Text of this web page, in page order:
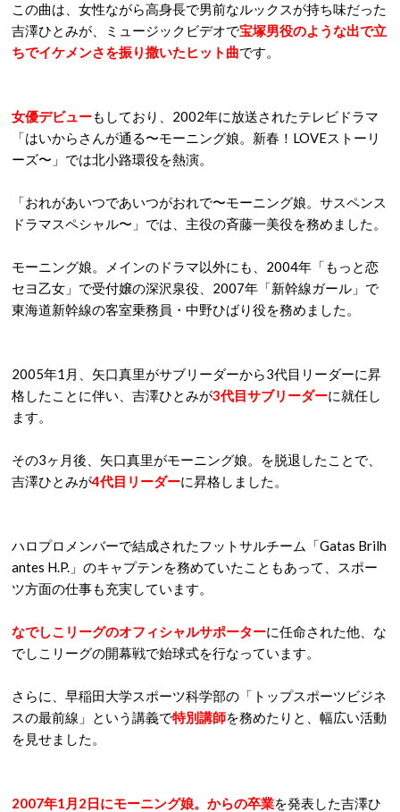
この曲は、女性ながら高身長で男前なルックスが持ち味だった
吉澤ひとみが、ミュージックビデオで宝塚男役のような出で立
ちでイケメンさを振り撒いたヒット曲です。
女優デビューもしており、2002年に放送されたテレビドラマ
「はいからさんが通る〜モーニング娘。新春！LOVEストーリ
ーズ〜」では北小路環役を熱演。
「おれがあいつであいつがおれで〜モーニング娘。サスペンス
ドラマスペシャル〜」では、主役の斉藤一美役を務めました。
モーニング娘。メインのドラマ以外にも、2004年「もっと恋
セヨ乙女」で受付嬢の深沢泉役、2007年「新幹線ガール」で
東海道新幹線の客室乗務員・中野ひばり役を務めました。
2005年1月、矢口真里がサブリーダーから3代目リーダーに昇
格したことに伴い、吉澤ひとみが3代目サブリーダーに就任し
ます。
その3ヶ月後、矢口真里がモーニング娘。を脱退したことで、
吉澤ひとみが4代目リーダーに昇格しました。
ハロプロメンバーで結成されたフットサルチーム「Gatas Brilh
antes H.P.」のキャプテンを務めていたこともあって、スポー
ツ方面の仕事も充実しています。
なでしこリーグのオフィシャルサポーターに任命された他、な
でしこリーグの開幕戦で始球式を行なっています。
さらに、早稲田大学スポーツ科学部の「トップスポーツビジネ
スの最前線」という講義で特別講師を務めたりと、幅広い活動
を見せました。
2007年1月2日にモーニング娘。からの卒業を発表した吉澤ひ